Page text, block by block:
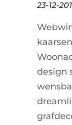
23-12-
design